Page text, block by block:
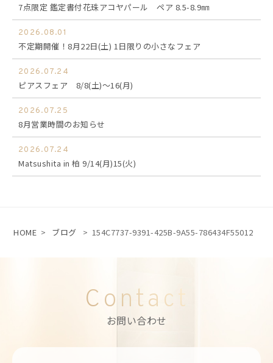
7点限定 鑑定書付花珠アコヤパール ペア 8.5-8.9㎜
2026.08.01
不定期開催！8月22日(土) 1日限りの小さなフェア
2026.07.24
ピアスフェア 8/8(土)～16(月)
2026.07.25
8月営業時間のお知らせ
2026.07.24
Matsushita in 柏 9/14(月)15(火)
HOME > ブログ > 154C7737-9391-425B-9A55-786434F55012
Contact
お問い合わせ